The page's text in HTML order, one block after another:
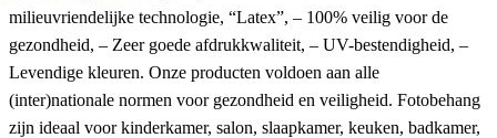
milieuvriendelijke technologie, “Latex”, – 100% veilig voor de
gezondheid, – Zeer goede afdrukkwaliteit, – UV-bestendigheid, –
Levendige kleuren. Onze producten voldoen aan alle
(inter)nationale normen voor gezondheid en veiligheid. Fotobehang
zijn ideaal voor kinderkamer, salon, slaapkamer, keuken, badkamer,